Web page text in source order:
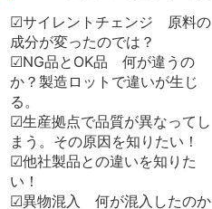
☑サイレントチェンジ 原料の
成分が変ったのでは？
☑NG品とOK品 何が違うの
か？製造ロットで違いが生じ
る。
☑生産拠点で品質が異なってし
まう。その原因を知りたい！
☑他社製品との違いを知りた
い！
☑異物混入 何が混入したのか